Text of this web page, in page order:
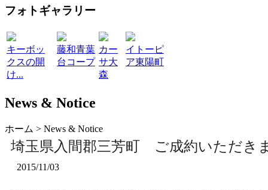
フォトギャラリー
キーボッ
クスの開
け...
藤和青葉
台コープ
カー
サ大
森
イトーピ
ア東陽町
News & Notice
ホーム > News & Notice
埼玉県入間郡三芳町 ご成約いただき
2015/11/03